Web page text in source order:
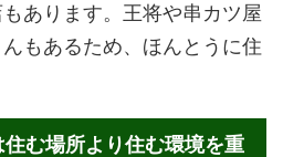
あります。王将や串カツ屋
もあるため、ほんとうに住
む場所より住む環境を重